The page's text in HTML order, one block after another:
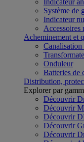
Indicateur
Système de
Indicateur
Accessoires
Acheminement et
Onduleur
Batteries de
Distribution,
Explorer par
Découvrir
Découvrir
Découvrir
Découvrir
Découvrir